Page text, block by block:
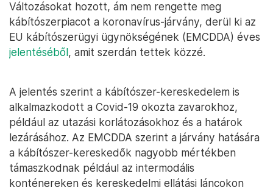
Változásokat hozott, ám nem rengette meg
kábítószerpiacot a koronavírus-járvány, derül ki az
EU kábítószerügyi ügynökségének (EMCDDA) éves
jelentéséből, amit szerdán tettek közzé.
A jelentés szerint a kábítószer-kereskedelem is
alkalmazkodott a Covid-19 okozta zavarokhoz,
például az utazási korlátozásokhoz és a határok
lezárásához. Az EMCDDA szerint a járvány hatására
a kábítószer-kereskedők nagyobb mértékben
támaszkodnak például az intermodális
konténereken és kereskedelmi ellátási láncokon